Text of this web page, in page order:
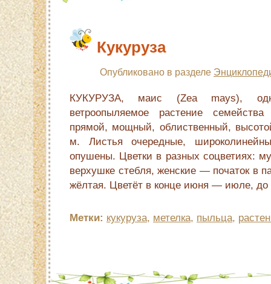
Кукуруза
Опубликовано в разделе
КУКУРУЗА, маис (Zea mays),
ветроопыляемое растение
прямой, мощный, облиственный,
м. Листья очередные,
опушены. Цветки в разных соцветиях:
верхушке стебля, женские — початок в
жёлтая. Цветёт в конце июня — июле,
Метки: кукуруза, метелка, пыльца,